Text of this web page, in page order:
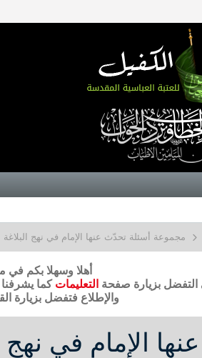
مجموعة أسئلة تحدّث عنها الإمام في نهج البلاغة
أهلا وسهلا بكم في
التفضل بزيارة صفحة التعليمات كما
والإطلاع فتفضل بزيارة
الإمام في نهج